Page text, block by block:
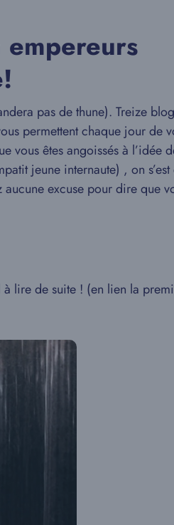
empereurs
pas de thune). Treize
permettent chaque jour de
vous êtes angoissés à l’idée
jeune internaute) , on
excuse pour dire que
lire de suite ! (en lien la